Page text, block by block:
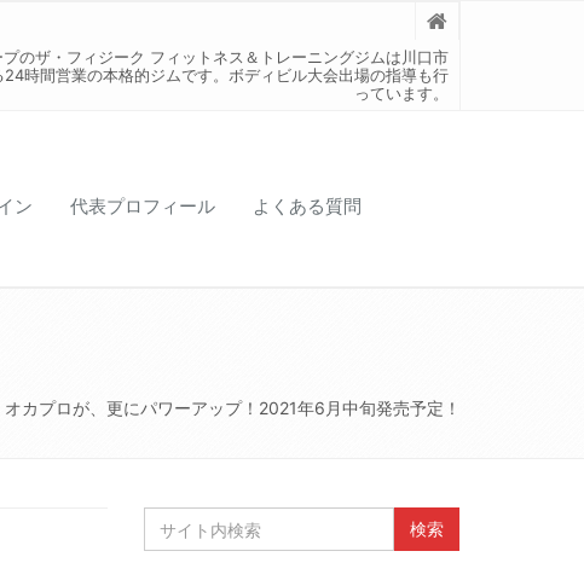
のザ・フィジーク フィットネス＆トレーニングジムは川口市
時間営業の本格的ジムです。ボディビル大会出場の指導も行
っています。
ン 代表プロフィール よくある質問
オカプロが、更にパワーアップ！2021年6月中旬発売予定！